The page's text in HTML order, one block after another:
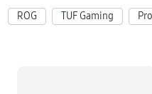
ROG TUF Gaming